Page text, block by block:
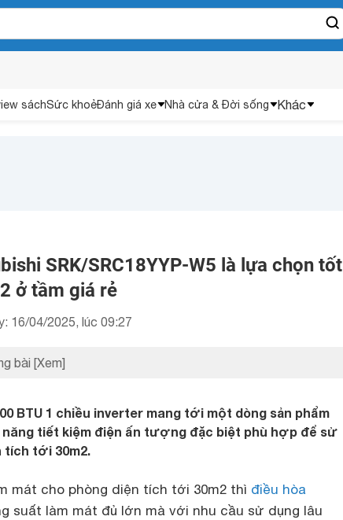
sáchSức khoẻĐánh giá xe Nhà cửa & Đời sống Khác
SRK/SRC18YYP-W5 là lựa chọn tốt
ở tầm giá rẻ
16/04/2025, lúc 09:27
bài [Xem]
BTU 1 chiều inverter mang tới một dòng sản phẩm
tiết kiệm điện ấn tượng đặc biệt phù hợp để sử
tích tới 30m2.
mát cho phòng diện tích tới 30m2 thì điều hòa
suất làm mát đủ lớn mà với nhu cầu sử dụng lâu